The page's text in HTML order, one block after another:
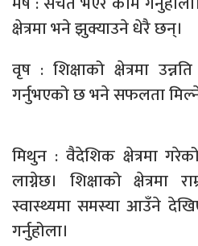
क्षेत्रमा भने झुक्याउने धेरै छन्।
वृष : शिक्षाको क्षेत्रमा
गर्नुभएको छ भने सफलता
मिथुन : वैदेशिक क्षेत्रमा
लाग्नेछ। शिक्षाको क्षेत्रमा
स्वास्थ्यमा समस्या आउँने
गर्नुहोला।